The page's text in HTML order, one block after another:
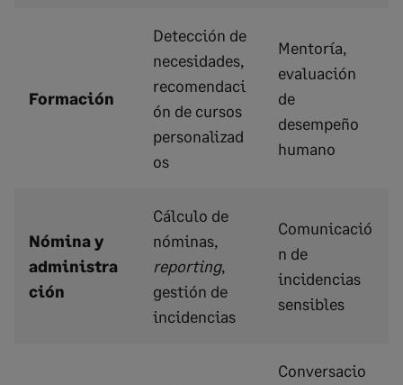
Formación
Detección de
necesidades,
recomendaci
ón de cursos
personalizad
os
Mentoría,
evaluación
de
desempeño
humano
Nómina y
administra
ción
Cálculo de
nóminas,
reporting,
gestión de
incidencias
Comunicació
n de
incidencias
sensibles
Conversacio